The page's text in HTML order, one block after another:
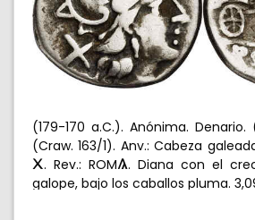
(179-170 a.C.). Anónima.
(Craw. 163/1). Anv.: Cabeza
C. Rev.: ROM3. Diana con el
galope, bajo los caballos pluma.